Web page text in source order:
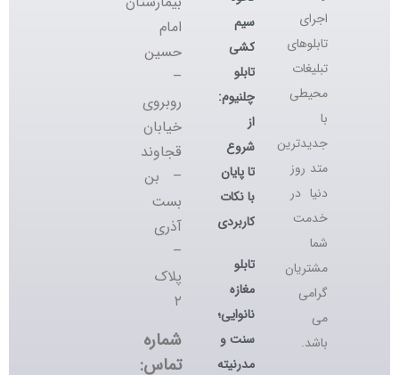
اجرای
تابلوهای
تبلیغات
محیطی
با
جدیدترین
متد روز
دنیا در
خدمت
شما
مشتریان
گرامی
می
باشد.
سیم
کشی
تابلو
چلنیوم:
از
شروع
تا پایان
با نکات
کاربردی
تابلو
مغازه
نانوایی؛
سنت و
مدرنیته
امام
حسین
–
روبروی
خیابان
قجاوند
– بن
بست
آذری
–
پلاک
۲
شماره
تماس: